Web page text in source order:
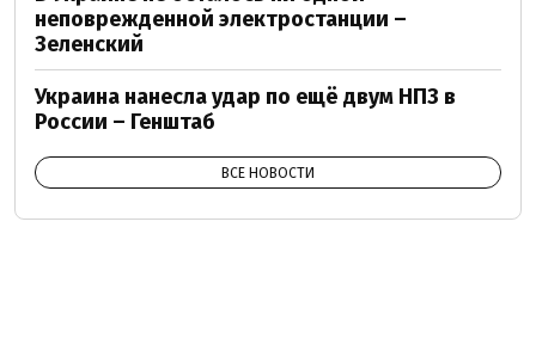
неповрежденной электростанции –
Зеленский
Украина нанесла удар по ещё двум НПЗ в
России – Генштаб
ВСЕ НОВОСТИ